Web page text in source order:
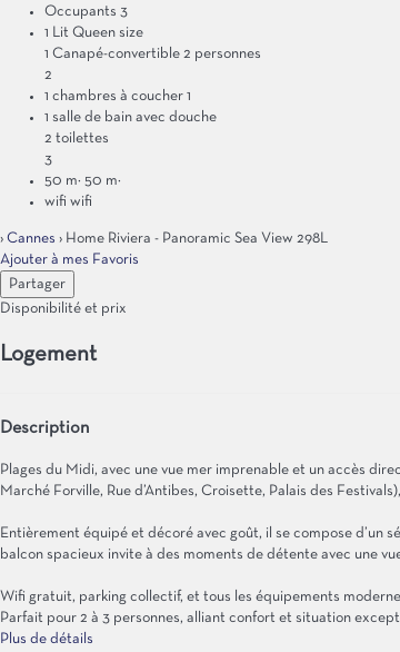
Occupants 3
1 Lit Queen size
1 Canapé-convertible 2 personnes
2
1 chambres à coucher 1
1 salle de bain avec douche
2 toilettes
3
50 m² 50 m²
wifi wifi
› Cannes › Home Riviera - Panoramic Sea View 298L
Ajouter à mes Favoris
Partager
Disponibilité et prix
Logement
Description
Plages du Midi, avec une vue mer imprenable et un accès
Marché Forville, Rue d’Antibes, Croisette, Palais des
Entièrement équipé et décoré avec goût, il se compose d’un
balcon spacieux invite à des moments de détente avec une
Wifi gratuit, parking collectif, et tous les équipements
Parfait pour 2 à 3 personnes, alliant confort et situation
Plus de détails